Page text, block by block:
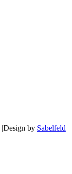
|Design by Sabelfeld